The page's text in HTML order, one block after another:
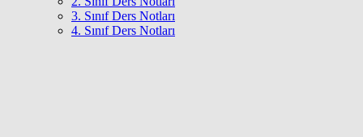
3. Sınıf Ders Notları
4. Sınıf Ders Notları